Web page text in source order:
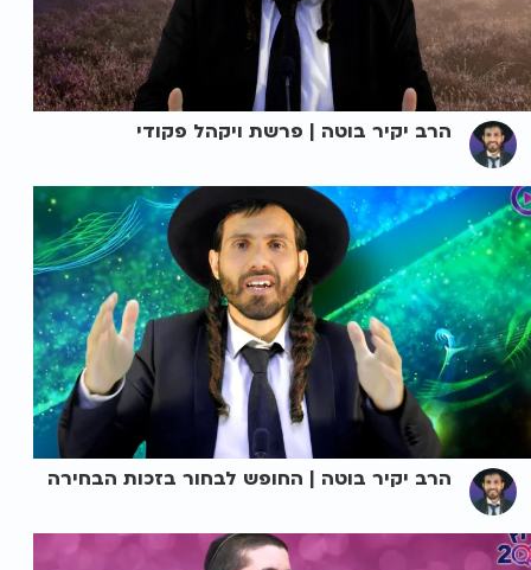
הרב יקיר בוטה | פרשת ויקהל פקודי
הרב יקיר בוטה | החופש לבחור בזכות הבחירה